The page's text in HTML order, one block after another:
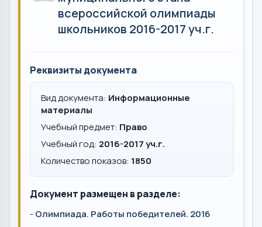
всероссийской олимпиады
школьников 2016-2017 уч.г.
Реквизиты документа
Вид документа: Информационные
материалы
Учебный предмет: Право
Учебный год: 2016-2017 уч.г.
Количество показов: 1850
Документ размещен в разделе:
-Олимпиада. Работы победителей. 2016